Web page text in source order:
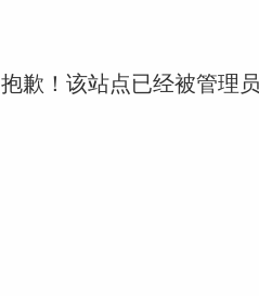
抱歉！该站点已经被管理